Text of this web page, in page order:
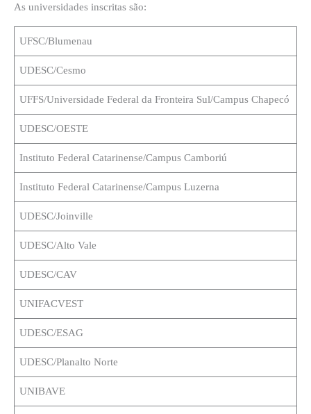
As universidades inscritas são:
UFSC/Blumenau
UDESC/Cesmo
UFFS/Universidade Federal da Fronteira Sul/Campus Chapecó
UDESC/OESTE
Instituto Federal Catarinense/Campus Camboriú
Instituto Federal Catarinense/Campus Luzerna
UDESC/Joinville
UDESC/Alto Vale
UDESC/CAV
UNIFACVEST
UDESC/ESAG
UDESC/Planalto Norte
UNIBAVE